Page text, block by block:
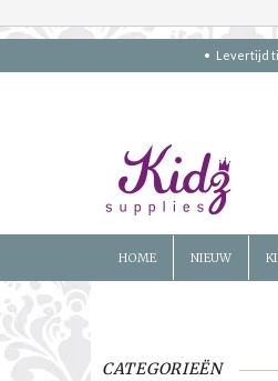
Levertijd
HOME NIEUW
CATEGORIEËN